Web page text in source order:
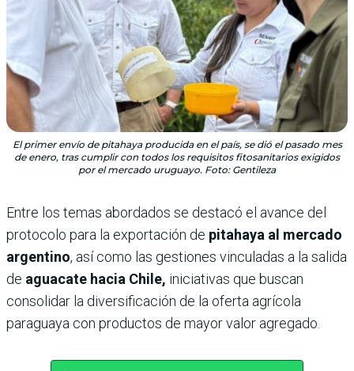
El primer envío de pitahaya producida en el país, se dió el pasado mes
de enero, tras cumplir con todos los requisitos fitosanitarios exigidos
por el mercado uruguayo. Foto: Gentileza
Entre los temas abordados se destacó el avance del
protocolo para la exportación de pitahaya al mercado
argentino, así como las gestiones vinculadas a la salida
de aguacate hacia Chile, iniciativas que buscan
consolidar la diversificación de la oferta agrícola
paraguaya con productos de mayor valor agregado.